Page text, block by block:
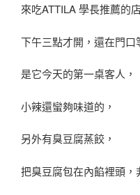
來吃ATTILA 學長推薦的
下午三點才開，還在門口
是它今天的第一桌客人，
小辣還蠻夠味道的，
另外有臭豆腐蒸餃，
把臭豆腐包在內餡裡頭，